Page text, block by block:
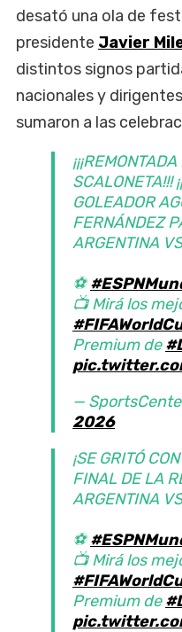
desató una ola de
presidente Javier
distintos signos
nacionales y
sumaron a las
SCALONETA!!!
GOLEADOR
FERNÁNDEZ
ARGENTINA
⚽
📺 Mirá los
Premium de
—
2026
¡SE GRITÓ
FINAL DE LA
ARGENTINA
⚽
📺 Mirá los
Premium de